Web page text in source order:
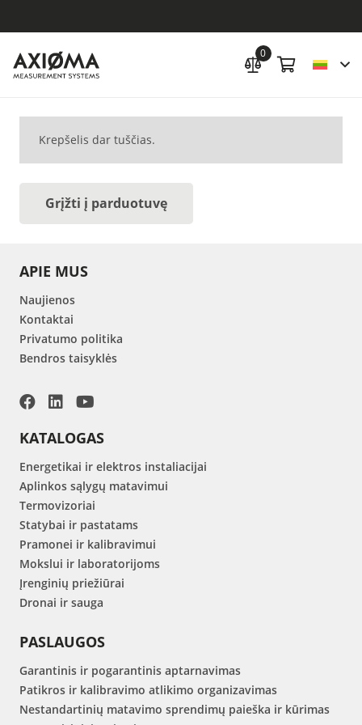
0
Krepšelis dar tuščias.
Grįžti į parduotuvę
APIE MUS
Naujienos
Kontaktai
Privatumo politika
Bendros taisyklės
KATALOGAS
Energetikai ir elektros instaliacijai
Aplinkos sąlygų matavimui
Termovizoriai
Statybai ir pastatams
Pramonei ir kalibravimui
Mokslui ir laboratorijoms
Įrenginių priežiūrai
Dronai ir sauga
PASLAUGOS
Garantinis ir pogarantinis aptarnavimas
Patikros ir kalibravimo atlikimo organizavimas
Nestandartinių matavimo sprendimų paieška ir kūrimas